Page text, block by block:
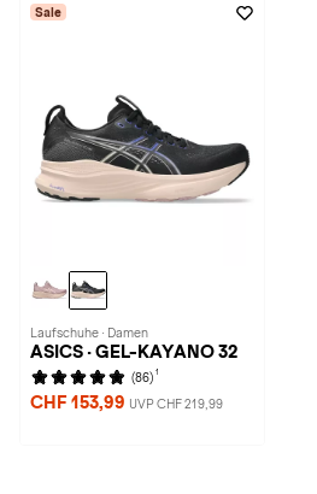
Sale
Laufschuhe · Damen
ASICS · GEL-KAYANO 32
(86) 1
CHF 153,99 UVP CHF 219,99